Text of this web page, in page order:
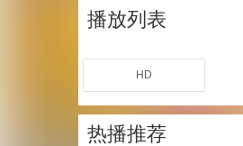
播放列表
HD
热播推荐